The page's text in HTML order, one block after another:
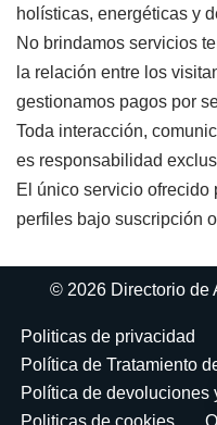
holísticas, energéticas y
No brindamos servicios
la relación entre los
gestionamos pagos por
Toda interacción,
es responsabilidad
El único servicio
perfiles bajo suscripción
© 2026 Directorio de
Politicas de privacidad
Política de Tratamiento
Política de devoluciones